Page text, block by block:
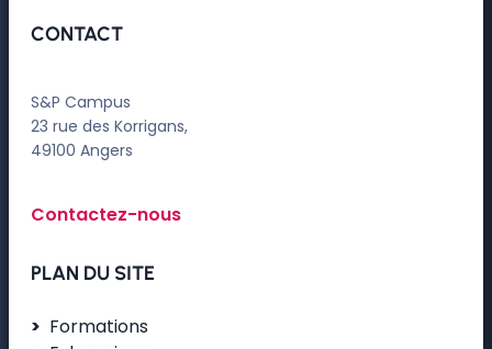
CONTACT
S&P Campus
23 rue des Korrigans,
49100 Angers
Contactez-nous
PLAN DU SITE
Formations